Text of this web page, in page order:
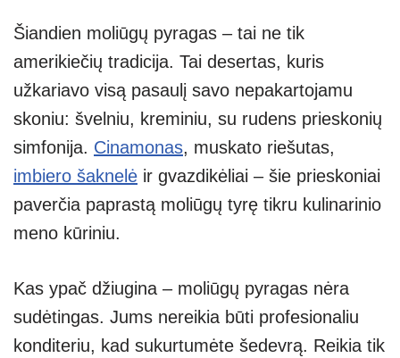
Šiandien moliūgų pyragas – tai ne tik
amerikiečių tradicija. Tai desertas, kuris
užkariavo visą pasaulį savo nepakartojamu
skoniu: švelniu, kreminiu, su rudens prieskonių
simfonija. Cinamonas, muskato riešutas,
imbiero šaknelė ir gvazdikėliai – šie prieskoniai
paverčia paprastą moliūgų tyrę tikru kulinarinio
meno kūriniu.
Kas ypač džiugina – moliūgų pyragas nėra
sudėtingas. Jums nereikia būti profesionaliu
konditeriu, kad sukurtumėte šedevrą. Reikia tik